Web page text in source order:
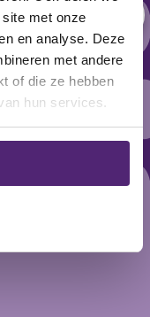
met onze
en analyse. Deze
met andere
of die ze hebben
hun services.
operatie